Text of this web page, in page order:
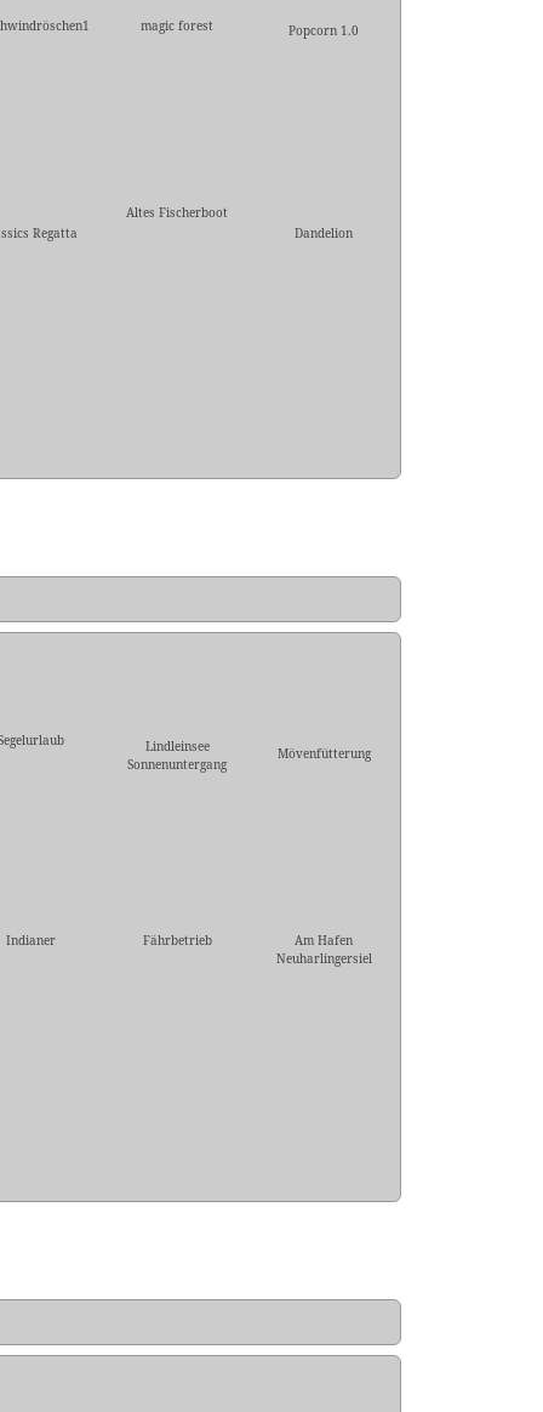
magic forest Popcorn 1.0
Regatta
Altes Fischerboot
Dandelion
Lindleinsee
Sonnenuntergang
Mövenfütterung
Indianer Fährbetrieb
Am Hafen
Neuharlingersiel